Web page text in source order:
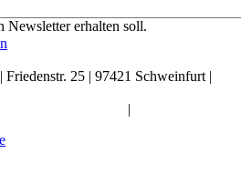
Newsletter erhalten soll.
25 | 97421 Schweinfurt |
|